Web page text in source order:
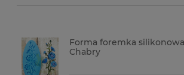
Forma foremka
Chabry